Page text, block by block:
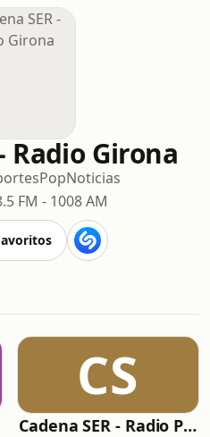
Radio Girona
PopNoticias
FM - 1008 AM
CS
Cadena SER - Radio Principal Monforte